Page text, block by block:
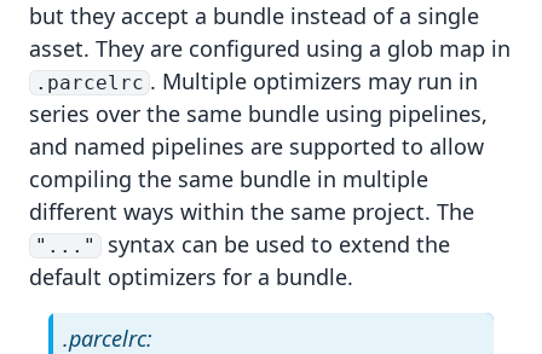
but they accept a bundle instead of a single
asset. They are configured using a glob map in
.parcelrc . Multiple optimizers may run in
series over the same bundle using pipelines,
and named pipelines are supported to allow
compiling the same bundle in multiple
different ways within the same project. The
"..."
syntax can be used to extend the
default optimizers for a bundle.
.parcelrc: